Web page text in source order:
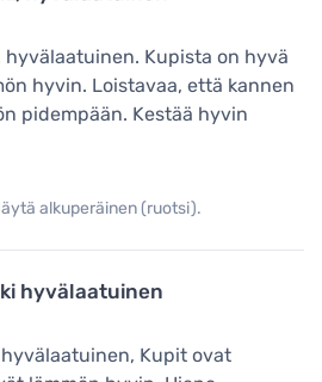
Kupista on hyvä
hyvin. Loistavaa, että kannen
pidempään. Kestää hyvin
alkuperäinen (ruotsi).
hyvälaatuinen
Kupit ovat